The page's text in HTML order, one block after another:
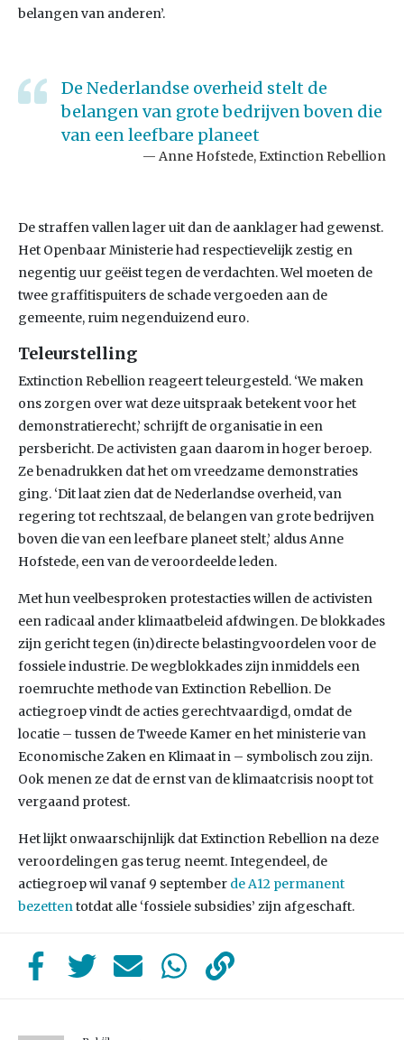
belangen van anderen’.
De Nederlandse overheid stelt de
belangen van grote bedrijven boven die
van een leefbare planeet
Anne Hofstede, Extinction Rebellion
De straffen vallen lager uit dan de aanklager had gewenst.
Het Openbaar Ministerie had respectievelijk zestig en
negentig uur geëist tegen de verdachten. Wel moeten de
twee graffitispuiters de schade vergoeden aan de
gemeente, ruim negenduizend euro.
Teleurstelling
Extinction Rebellion reageert teleurgesteld. ‘We maken
ons zorgen over wat deze uitspraak betekent voor het
demonstratierecht,’ schrijft de organisatie in een
persbericht. De activisten gaan daarom in hoger beroep.
Ze benadrukken dat het om vreedzame demonstraties
ging. ‘Dit laat zien dat de Nederlandse overheid, van
regering tot rechtszaal, de belangen van grote bedrijven
boven die van een leefbare planeet stelt,’ aldus Anne
Hofstede, een van de veroordeelde leden.
Met hun veelbesproken protestacties willen de activisten
een radicaal ander klimaatbeleid afdwingen. De blokkades
zijn gericht tegen (in)directe belastingvoordelen voor de
fossiele industrie. De wegblokkades zijn inmiddels een
roemruchte methode van Extinction Rebellion. De
actiegroep vindt de acties gerechtvaardigd, omdat de
locatie – tussen de Tweede Kamer en het ministerie van
Economische Zaken en Klimaat in – symbolisch zou zijn.
Ook menen ze dat de ernst van de klimaatcrisis noopt tot
vergaand protest.
Het lijkt onwaarschijnlijk dat Extinction Rebellion na deze
veroordelingen gas terug neemt. Integendeel, de
actiegroep wil vanaf 9 september de A12 permanent
bezettentotdat alle ‘fossiele subsidies’ zijn afgeschaft.